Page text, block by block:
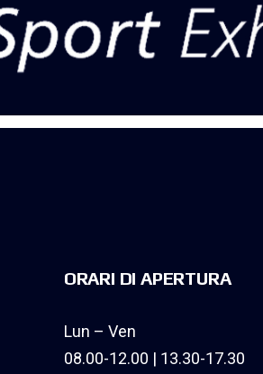
ORARI DI APERTURA
Lun – Ven
08.00-12.00 | 13.30-17.30